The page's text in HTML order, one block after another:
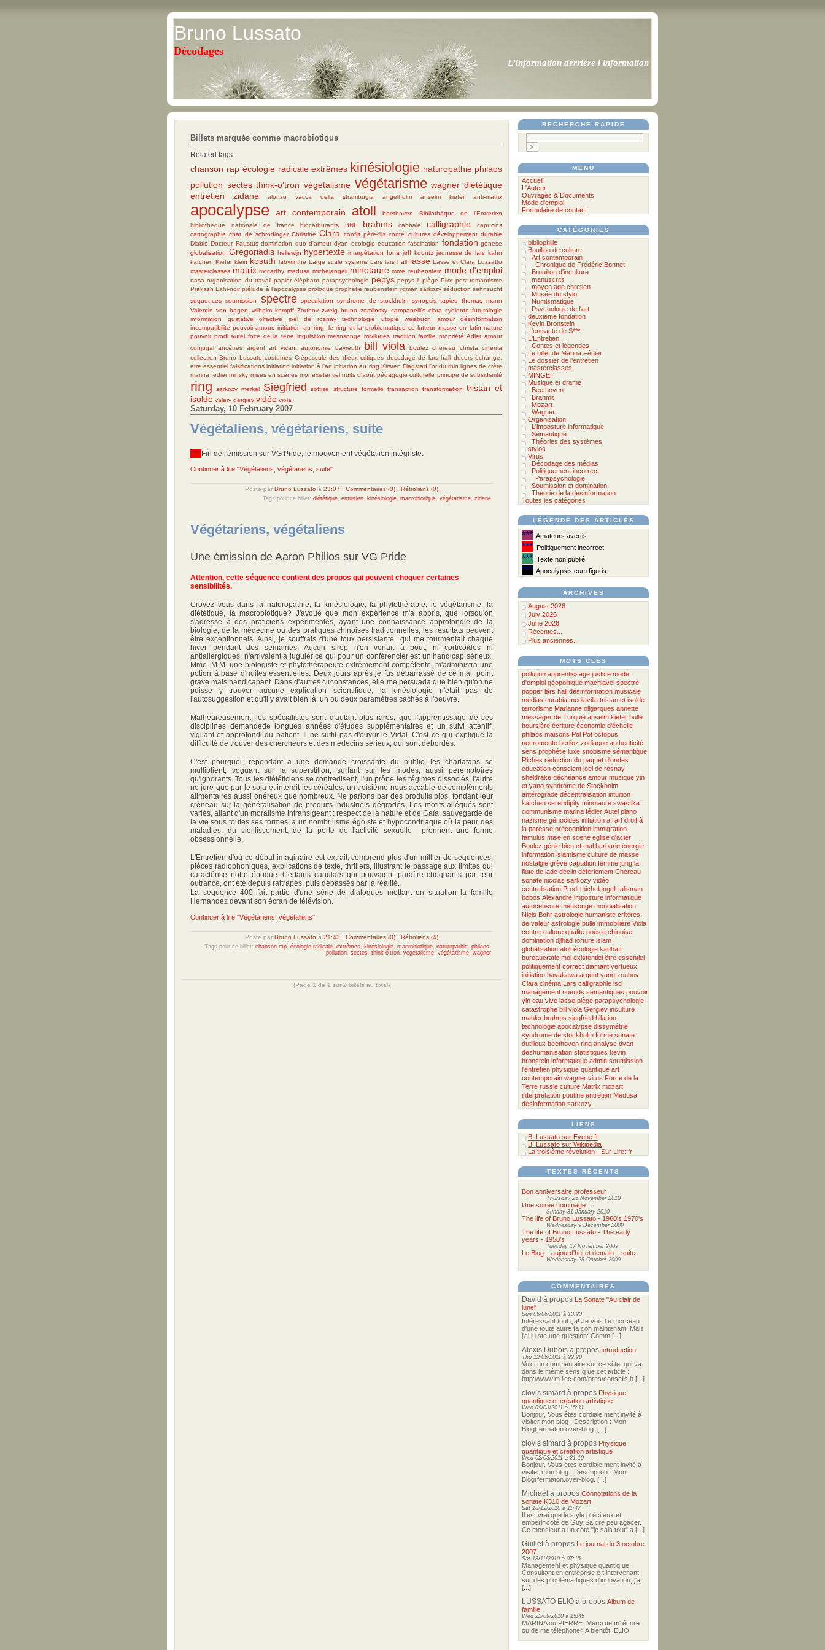
Bruno Lussato
Décodages
L'information derrière l'information
Billets marqués comme macrobiotique
Related tags
chanson rap écologie radicale extrêmes kinésiologie naturopathie philaos
pollution sectes think-o'tron végétalisme végétarisme wagner diététique
entretien
zidane alonzo vacca della strambugia angelholm anselm kiefer anti-matrix
apocalypse art contemporain atoll beethoven
Bibliothèque de l'Entretien
bibliothèque nationale de france
biocarburants BNF brahms cabbale calligraphie
capucins
cartographie chat de schrodinger Christine Clara conflit père-fils conte cultures développement durable
Diable Docteur Faustus domination duo d'amour dyan ecologie éducation fascination fondation genèse
globalisation Grégoriadis hellewijn hypertexte interpétation Iona jeff koontz jeunesse de lars kahn
katchen Kiefer klein kosuth labyrinthe Large scale systems Lars lars hall lasse Lasse et Clara Luzzatto
masterclasses matrix mccarthy medusa michelangeli minotaure mme reubenstein mode d'emploi
nasa organisation du travail papier éléphant parapsychologie pepys pepys ii piège Pilot post-romantisme
Prakash Lahi-noir prélude à l'apocalypse prologue prophétie reubenstein roman sarkozy séduction sehnsucht
séquences soumission spectre spéculation syndrome de stockholm synopsis tapies
thomas mann
Valentin von hagen wilhelm kempff Zoubov zweig bruno zemlinsky campanelli's clara cybionte futurologie
information gustative olfactive
joël de rosnay technologie utopie weisbuch amour
désinformation
incompatibilité pouvoir-amour. initiation au ring. le ring et la problématique co lutteur messe en latin nature
pouvoir prodi autel foce de la terre inquisition mesnsonge miviludes tradition famille propriété Adler amour
conjugal ancêtres argent art vivant autonomie bayreuth bill viola boulez chéreau christa
cinéma
collection Bruno Lussato costumes Crépuscule des dieux critiques décodage de lars hall décors échange.
etre essentiel falsifications initiation initiation à l'art initiation au ring Kirsten Flagstad l'or du rhin lignes de crète
marina fédier minsky mises en scènes moi existentiel nuits d'août pédagogie culturelle principe de subsidiarité
ring sarkozy merkel Siegfried sottise structure formelle transaction transformation
tristan et
isolde valery gergiev vidéo viola
Saturday, 10 February 2007
Végétaliens, végétariens, suite
*** Fin de l'émission sur VG Pride, le mouvement végétalien intégriste.
Continuer à lire "Végétaliens, végétariens, suite"
Posté par Bruno Lussato à 23:07 | Commentaires (0) | Rétroliens (0)
Tags pour ce billet: diététique entretien kinésiologie macrobiotique végétarisme zidane
Végétariens, végétaliens
Une émission de Aaron Philios sur VG Pride
Attention, cette séquence contient des propos qui peuvent choquer certaines
sensibilités.
Croyez vous dans la naturopathie, la kinésiologie, la phytothérapie, le végétarisme, la
diététique, la macrobiotique? J'avoue que mon expérience m'a appris, que lorsqu'on
s'adresse à des praticiens expérimentés, ayant une connaissance approfondie de la
biologie, de la médecine ou des pratiques chinoises traditionnelles, les résultats peuvent
être exceptionnels. Ainsi, je souffrais d'une toux persistante qui me tourmentait chaque
hiver pendant des semaines. Aucun sirop n'en venait à bout, ni corticoïdes ni
antiallergiques, n'arrivaient à juguler ce qui pour un conférencier est un handicap sérieux.
Mme. M.M. une biologiste et phytothérapeute extrêmement compétente, m'administra une
potion à base d'huiles essentielles. Deux jours après je fus débarrassé de ce mal, point
grave mais handicapant. Dans d'autres circonstances, elle me persuada que bien qu'on ne
puisse y trouver aucune explication scientifique, la kinésiologie n'était pas de
l'autosuggestion et qu'il y avait bien là, un ou deux paramètres cachés à l'oeuvre.
Malheureusement, les spécialistes sont d'autant plus rares, que l'apprentissage de ces
disciplines demandede longues années d'études supplémentaires et un suivi attentif,
vigilant et approfondi du patient. Il ne suffit pas d'ouvrir le Vidal. C'est ce qui explique la
difficulté de trouver des chercheurs et des médecins sérieux, qui sont débordés.
C'est pourquoi, répondant à une demande croissante du public, les charlatans se
multiplient, voguant sur la superstition, surfant sur les modes, aussi peremptoires
qu'ignorants. Tous les diététiciens se contredisent, l'un prône les régimes dissociés, l'autre
ne jure que par le soja et interdit les céréales, un troisième nous accable de compléments
alimentaires aussi onéreux que nombreux. Ne parlons par des produits bios, fondant leur
créneau sur la généralisation de produits industriels dégradés. Les motifs allégués sont
variés, allant d'un moralisme intransigeant : respect de la nature et de Gaïa, sauvegarde de
la vie sous toutes ses formes, à un nombrilisme égoïste et hypocondriaque où la peur des
maladies, du vieillissement, de la perte de l'activité sexuelle prennent une forme
obsessionnelle.
L'Entretien d'où ce débat imaginaire est extrait, comprend plus d'un millier de séquences:
pièces radiophoniques, explications de texte, thrillers, illustrant le passage aux limites qui
caractérise notre époque. Certains canulars qui pouvaient paraître choquants par leur
outrance, ont été depuis rattrapés, puis dépassés par la réalité.
La séquence 400 fait partie d'une série de dialogues mettant en situation la famille
Hernandez devant son écran de télévision.
Continuer à lire "Végétariens, végétaliens"
Posté par Bruno Lussato à 21:43 | Commentaires (0) | Rétroliens (4)
Tags pour ce billet: chanson rap écologie radicale extrêmes kinésiologie macrobiotique naturopathie philaos
pollution sectes think-o'tron végétalisme végétarisme wagner
(Page 1 de 1 sur 2 billets au total)
RECHERCHE RAPIDE
MENU
Accueil
L'Auteur
Ouvrages & Documents
Mode d'emploi
Formulaire de contact
CATÉGORIES
bibliophilie
Bouillon de culture
Art contemporain
Chronique de Frédéric Bonnet
Brouillon d'inculture
manuscrits
moyen age chretien
Musée du stylo
Numismatique
Psychologie de l'art
deuxieme fondation
Kevin Bronstein
L'entracte de S***
L'Entretien
Contes et légendes
Le billet de Marina Fédier
Le dossier de l'entretien
masterclasses
MINGEI
Musique et drame
Beethoven
Brahms
Mozart
Wagner
Organisation
L'imposture informatique
Sémantique
Théories des systèmes
stylos
Virus
Décodage des médias
Politiquement incorrect
Parapsychologie
Soumission et domination
Théorie de la desinformation
Toutes les catégories
LÉGENDE DES ARTICLES
*** Amateurs avertis
*** Politiquement incorrect
*** Texte non publié
*** Apocalypsis cum figuris
ARCHIVES
August 2026
July 2026
June 2026
Récentes...
Plus anciennes...
MOTS CLÉS
pollution apprentissage justice mode
d'emploi géopolitique machiavel spectre
popper lars hall désinformation musicale
médias eurabia mediavilla tristan et isolde
terrorisme Marianne oligarques annette
messager de Turquie anselm kiefer bulle
boursière écriture économie d'échelle
philaos maisons Pol Pot octopus
necromonte berlioz zodiaque authenticité
sens prophétie luxe snobisme sémantique
Riches réduction du paquet d'ondes
education conscient joel de rosnay
sheldrake déchéance amour musique yin
et yang syndrome de Stockholm
antérograde décentralisation intuition
katchen serendipity minotaure swastika
communisme marina fédier Autel piano
nazisme génocides initiation à l'art droit à
la paresse précognition immigration
famulus mise en scène eglise d'acier
Boulez génie bien et mal barbarie énergie
information islamisme culture de masse
nostalgie grève captation femme jung la
flute de jade déclin déferlement Chéreau
sonate nicolas sarkozy vidéo
centralisation Prodi michelangeli talisman
bobos Alexandre imposture informatique
autocensure mensonge mondialisation
Niels Bohr astrologie humaniste critères
de valeur astrologie bulle immobilière Viola
contre-culture qualité poésie chinoise
domination djihad torture islam
globalisation atoll écologie kadhafi
bureaucratie moi existentiel être essentiel
politiquement correct diamant vertueux
initiation hayakawa argent yang zoubov
Clara cinéma Lars calligraphie isd
management noeuds sémantiques pouvoir
yin eau vive lasse piège parapsychologie
catastrophe bill viola Gergiev inculture
mahler brahms siegfried hilarion
technologie apocalypse dissymétrie
syndrome de stockholm forme sonate
dutilleux beethoven ring analyse dyan
deshumanisation statistiques kevin
bronstein informatique admin soumission
l'entretien physique quantique art
contemporain wagner virus Force de la
Terre russie culture Matrix mozart
interprétation poutine entretien Medusa
désinformation sarkozy
LIENS
B. Lussato sur Evene.fr
B. Lussato sur Wikipedia
La troisième révolution - Sur Lire: fr
TEXTES RÉCENTS
Bon anniversaire professeur
Thursday 25 November 2010
Une soirée hommage...
Sunday 31 January 2010
The life of Bruno Lussato - 1960's 1970's
Wednesday 9 December 2009
The life of Bruno Lussato - The early
years - 1950's
Tuesday 17 November 2009
Le Blog... aujourd'hui et demain... suite.
Wednesday 28 October 2009
COMMENTAIRES
David à propos La Sonate "Au clair de
lune"
Sun 05/06/2011 à 13:23
Intéressant tout ça! Je vois l e morceau
d'une toute autre fa çon maintenant. Mais
j'ai ju ste une question: Comm [...]
Alexis Dubois à propos Introduction
Thu 12/05/2011 à 22:20
Voici un commentaire sur ce si te, qui va
dans le même sens q ue cet article :
http://www.m ilec.com/pres/conseils.h [...]
clovis simard à propos Physique
quantique et création artistique
Wed 09/03/2011 à 15:31
Bonjour, Vous êtes cordiale ment invité à
visiter mon blog . Description : Mon
Blog(fermaton.over-blog. [...]
clovis simard à propos Physique
quantique et création artistique
Wed 02/03/2011 à 21:10
Bonjour, Vous êtes cordiale ment invité à
visiter mon blog . Description : Mon
Blog(fermaton.over-blog. [...]
Michael à propos Connotations de la
sonate K310 de Mozart.
Sat 18/12/2010 à 11:47
Il est vrai que le style préci eux et
emberlificoté de Guy Sa cre peu agacer.
Ce monsieur a un côté "je sais tout" a [...]
Guilletà propos Le journal du 3 octobre
2007
Sat 13/11/2010 à 07:15
Management et physique quantiq ue
Consultant en entreprise e t intervenant
sur des probléma tiques d'innovation, j'a
[...]
LUSSATO ELIO à propos Album de
famille
Wed 22/09/2010 à 15:45
MARINA ou PIERRE. Merci de m' écrire
ou de me téléphoner. A bientôt. ELIO